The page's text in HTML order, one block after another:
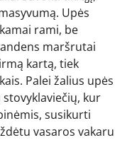
Upės
rami, be
maršrutai
kartą, tiek
Palei žalius upės
kur
susikurti
vasaros vakaru